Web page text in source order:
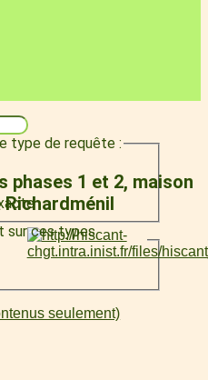
type de requête :
sur ces types
seulement)
phases 1 et 2, maison